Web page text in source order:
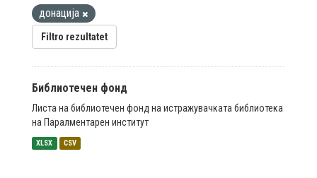
донација
Filtro rezultatet
Библиотечен фонд
Листа на библиотечен фонд на истражувачката библиотека
на Паралментарен институт
XLSX CSV